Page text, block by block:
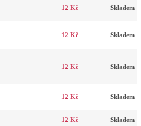
12 Kč Skladem
12 Kč Skladem
12 Kč Skladem
12 Kč Skladem
12 Kč Skladem